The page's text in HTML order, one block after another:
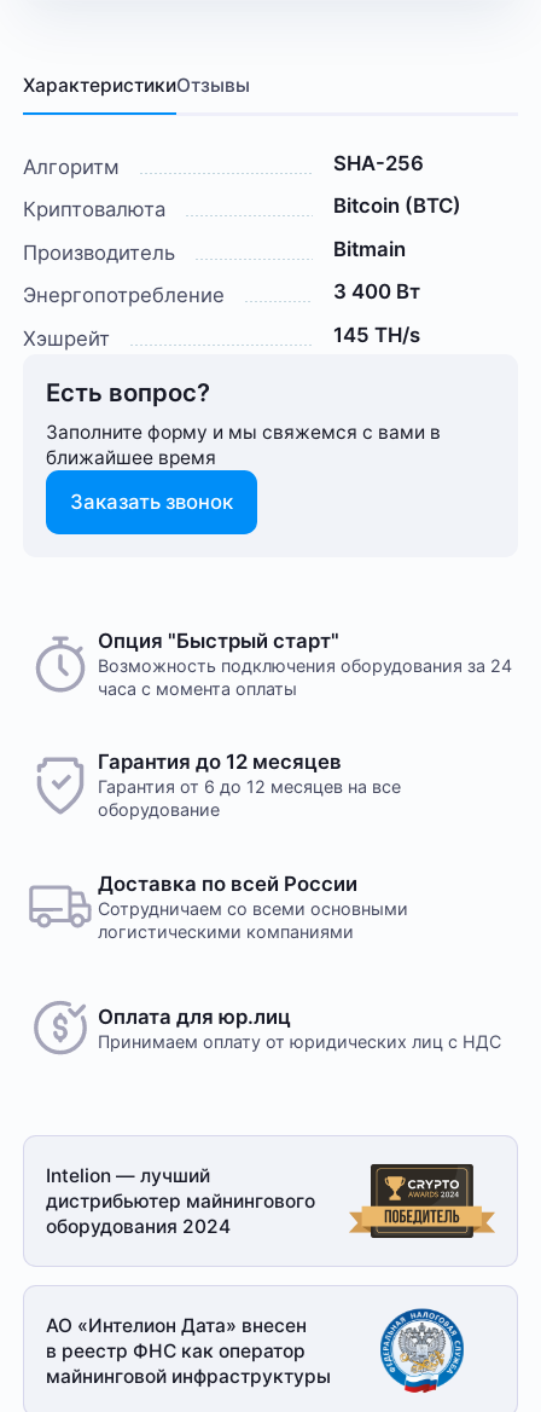
ХарактеристикиОтзывы
Алгоритм
SHA-256
Криптовалюта
Bitcoin (BTC)
Производитель
Bitmain
Энергопотребление
3 400 Вт
Хэшрейт
145 TH/s
Есть вопрос?
Заполните форму и мы свяжемся с вами в
ближайшее время
Заказать звонок
Опция "Быстрый старт"
Возможность подключения оборудования за 24
часа с момента оплаты
Гарантия до 12 месяцев
Гарантия от 6 до 12 месяцев на все
оборудование
Доставка по всей России
Сотрудничаем со всеми основными
логистическими компаниями
Оплата для юр.лиц
Принимаем оплату от юридических лиц с НДС
Intelion — лучший
дистрибьютер майнингового
оборудования 2024
АО «Интелион Дата» внесен
в реестр ФНС как оператор
майнинговой инфраструктуры